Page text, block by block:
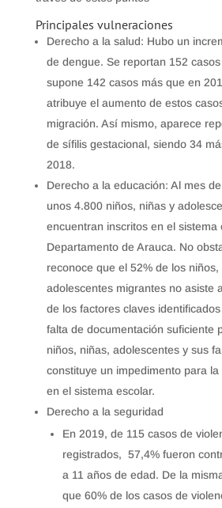
Principales vulneraciones
Derecho a la salud: Hubo un
de dengue. Se reportan 152
supone 142 casos más que en
atribuye el aumento de estos
migración. Así mismo, aparece
de sífilis gestacional, siendo 34
2018.
Derecho a la educación: Al mes
unos 4.800 niños, niñas y
encuentran inscritos en el sistema
Departamento de Arauca. No
reconoce que el 52% de los niños,
adolescentes migrantes no asiste
de los factores claves
falta de documentación suficiente
niños, niñas, adolescentes y sus
constituye un impedimento para
en el sistema escolar.
Derecho a la seguridad
En 2019, de 115 casos de
registrados, 57,4% fueron
a 11 años de edad. De la
que 60% de los casos de